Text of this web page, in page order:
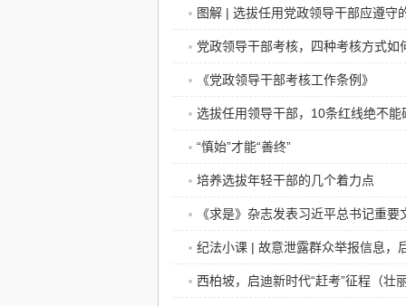
图解 | 选拔任用党政领导干部应遵守
党政领导干部考核，四种考核方式如
《党政领导干部考核工作条例》
选拔任用领导干部，10条红线绝不能
“慎始”才能“善终”
培养选拔年轻干部的几个着力点
《求是》杂志发表习近平总书记重
纪法小课 | 故意泄露群众举报信息，
西柏坡，启迪新时代“赶考”征程（壮